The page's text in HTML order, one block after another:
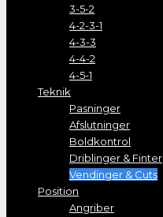
3-5-2
4-2-3-1
4-3-3
4-4-2
4-5-1
Teknik
Pasninger
Afslutninger
Boldkontrol
Driblinger & Finter
Vendinger & Cuts
Position
Angriber